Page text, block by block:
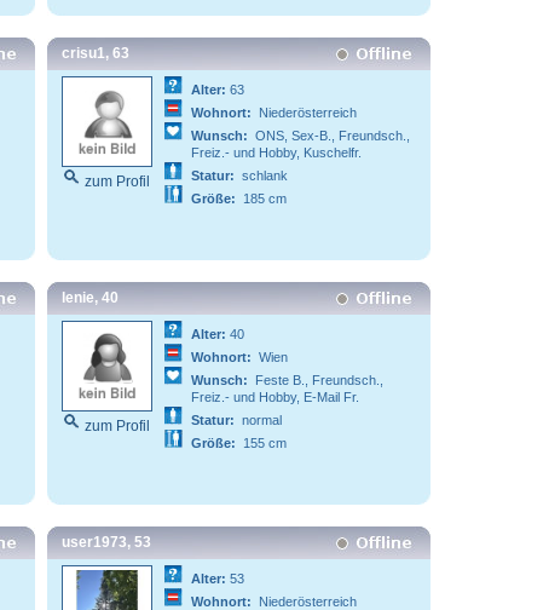
crisu1, 63
zum Profil
Alter: 63
Wohnort:
Niederösterreich
Wunsch: ONS, Sex-B., Freundsch.,
Freiz.- und Hobby, Kuschelfr.
Statur: schlank
Größe:
185 cm
lenie, 40
zum Profil
Alter: 40
Wohnort: Wien
Wunsch:
Feste B., Freundsch.,
Freiz.- und Hobby, E-Mail Fr.
Statur: normal
Größe:
155 cm
user1973, 53
Alter: 53
Wohnort:
Niederösterreich